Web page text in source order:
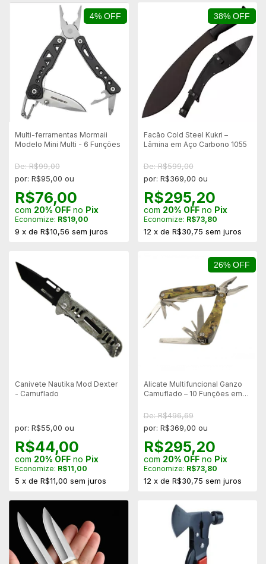
4% OFF
Multi-ferramentas Mormaii
Modelo Mini Multi - 6 Funções
De: R$99,00
por: R$95,00 ou
R$76,00
com 20% OFF no Pix
Economize: R$19,00
9 x de R$10,56 sem juros
38% OFF
Facão Cold Steel Kukri –
Lâmina em Aço Carbono 1055
De: R$599,00
por: R$369,00 ou
R$295,20
com 20% OFFno Pix
Economize: R$73,80
12 x de R$30,75 sem juros
Canivete Nautika Mod Dexter
- Camuflado
por: R$55,00 ou
R$44,00
com 20% OFF no Pix
Economize: R$11,00
5 x de R$11,00 sem juros
26% OFF
Alicate Multifuncional Ganzo
Camuflado – 10 Funções em
De: R$496,69
por: R$369,00 ou
R$295,20
com 20% OFFno Pix
Economize: R$73,80
12 x de R$30,75 sem juros